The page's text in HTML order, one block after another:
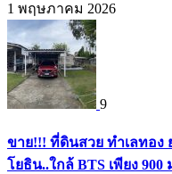
1 พฤษภาคม 2026
9
ขาย!!! ที่ดินสวย ทำเลทอง
โยธิน..ใกล้ BTS เพียง 900